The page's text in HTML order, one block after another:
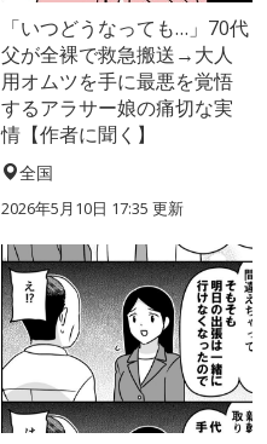
「いつどうなっても…」70代
父が全裸で救急搬送→大人
用オムツを手に最悪を覚悟
するアラサー娘の痛切な実
情【作者に聞く】
全国
2026年5月10日 17:35 更新